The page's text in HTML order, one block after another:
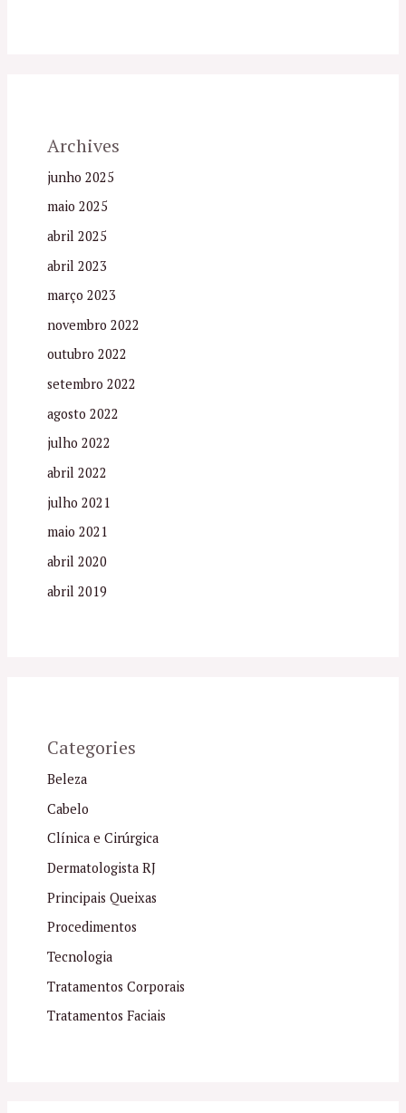
Archives
junho 2025
maio 2025
abril 2025
abril 2023
março 2023
novembro 2022
outubro 2022
setembro 2022
agosto 2022
julho 2022
abril 2022
julho 2021
maio 2021
abril 2020
abril 2019
Categories
Beleza
Cabelo
Clínica e Cirúrgica
Dermatologista RJ
Principais Queixas
Procedimentos
Tecnologia
Tratamentos Corporais
Tratamentos Faciais